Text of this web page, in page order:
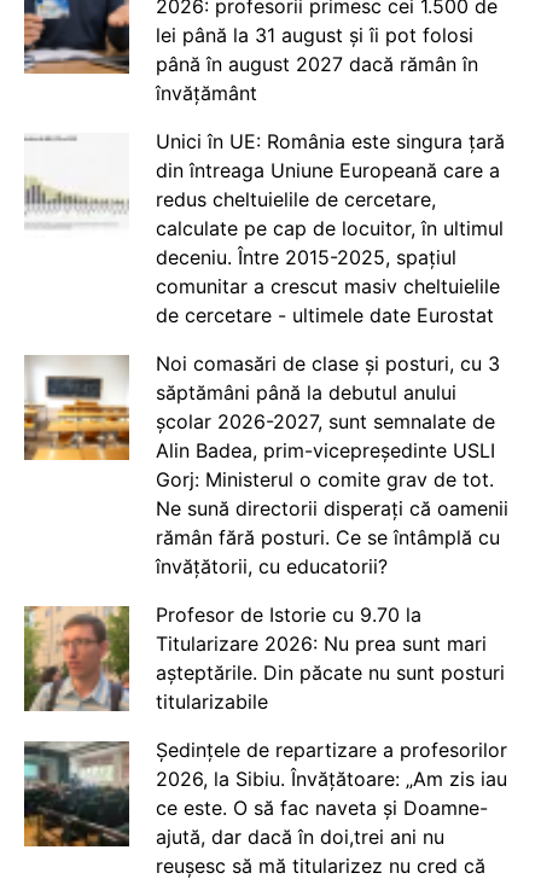
2026: profesorii primesc cei 1.500 de
lei până la 31 august și îi pot folosi
până în august 2027 dacă rămân în
învățământ
Unici în UE: România este singura țară
din întreaga Uniune Europeană care a
redus cheltuielile de cercetare,
calculate pe cap de locuitor, în ultimul
deceniu. Între 2015-2025, spațiul
comunitar a crescut masiv cheltuielile
de cercetare - ultimele date Eurostat
Noi comasări de clase și posturi, cu 3
săptămâni până la debutul anului
școlar 2026-2027, sunt semnalate de
Alin Badea, prim-vicepreședinte USLI
Gorj: Ministerul o comite grav de tot.
Ne sună directorii disperați că oamenii
rămân fără posturi. Ce se întâmplă cu
învățătorii, cu educatorii?
Profesor de Istorie cu 9.70 la
Titularizare 2026: Nu prea sunt mari
așteptările. Din păcate nu sunt posturi
titularizabile
Ședințele de repartizare a profesorilor
2026, la Sibiu. Învățătoare: „Am zis iau
ce este. O să fac naveta și Doamne-
ajută, dar dacă în doi,trei ani nu
reușesc să mă titularizez nu cred că